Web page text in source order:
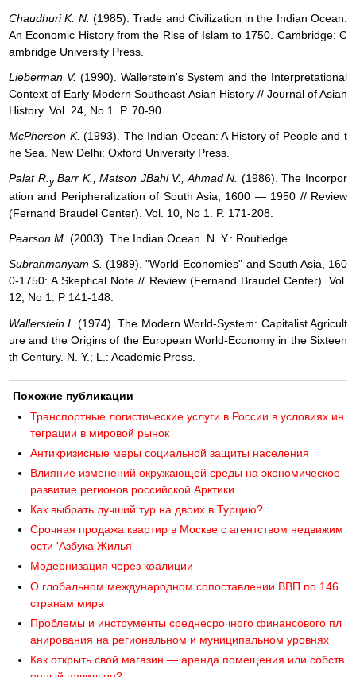
Chaudhuri K. N. (1985). Trade and Civilization in the Indian Ocean:
An Economic History from the Rise of Islam to 1750. Cambridge: C
ambridge University Press.
Lieberman V. (1990). Wallerstein's System and the Interpretational
Context of Early Modern Southeast Asian History // Journal of Asian
History. Vol. 24, No 1. P. 70-90.
McPherson K. (1993). The Indian Ocean: A History of People and t
he Sea. New Delhi: Oxford University Press.
Palat R.yBarr K., Matson JBahl V., Ahmad N. (1986). The Incorpor
ation and Peripheralization of South Asia, 1600 — 1950 // Review
(Fernand Braudel Center). Vol. 10, No 1. P. 171-208.
Pearson M. (2003). The Indian Ocean. N. Y.: Routledge.
Subrahmanyam S. (1989). "World-Economies" and South Asia, 160
0-1750: A Skeptical Note // Review (Fernand Braudel Center). Vol.
12, No 1. P 141-148.
Wallerstein I. (1974). The Modern World-System: Capitalist Agricult
ure and the Origins of the European World-Economy in the Sixteen
th Century. N. Y.; L.: Academic Press.
Похожие публикации
Транспортные логистические услуги в России в условиях ин
теграции в мировой рынок
Антикризисные меры социальной защиты населения
Влияние изменений окружающей среды на экономическое
развитие регионов российской Арктики
Как выбрать лучший тур на двоих в Турцию?
Срочная продажа квартир в Москве с агентством недвижим
ости 'Азбука Жилья'
Модернизация через коалиции
О глобальном международном сопоставлении ВВП по 146
странам мира
Проблемы и инструменты среднесрочного финансового пл
анирования на региональном и муниципальном уровнях
Как открыть свой магазин — аренда помещения или собств